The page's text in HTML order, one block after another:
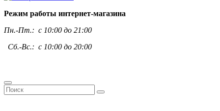
Режим работы интернет-магазина
Пн.-Пт.: с 10:00 до 21:00
Сб.-Вс.: с 10:00 до 20:00